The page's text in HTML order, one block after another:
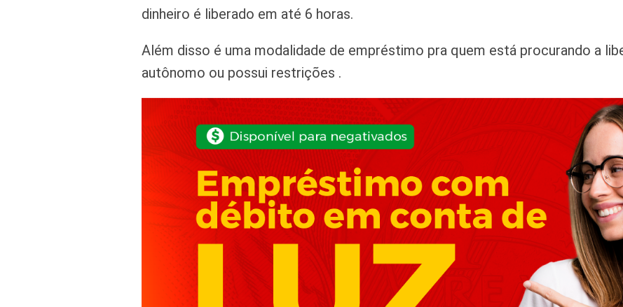
dinheiro é liberado em até 6 horas.
Além disso é uma modalidade de empréstimo pra quem está procurando a
autônomo ou possui restrições .